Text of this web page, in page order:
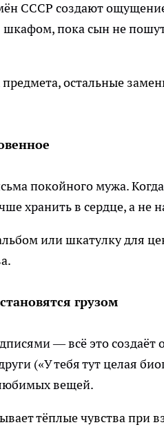
СССР создают
шкафом, пока сын не
остальные
покойного мужа.
хранить в сердце, а не
или шкатулку для
грузом
— всё это
(«У тебя тут целая
вещей.
тёплые чувства при